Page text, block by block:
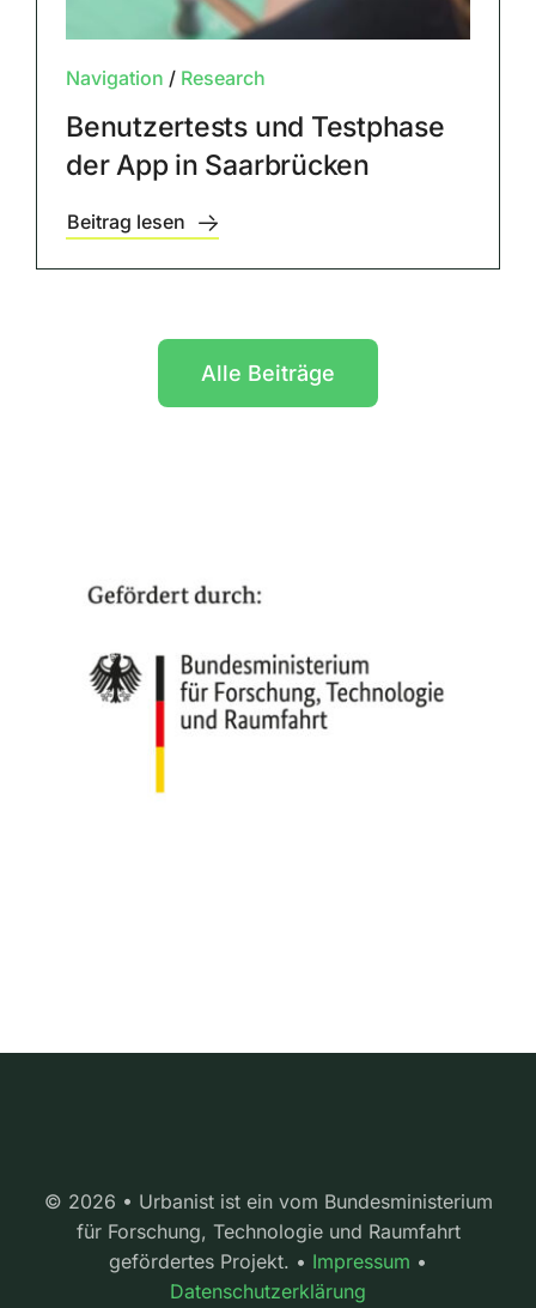
Navigation / Research
Benutzertests und Testphase
der App in Saarbrücken
Beitrag lesen
Alle Beiträge
© 2026 • Urbanist ist ein vom Bundesministerium
für Forschung, Technologie und Raumfahrt
gefördertes Projekt. • Impressum •
Datenschutzerklärung